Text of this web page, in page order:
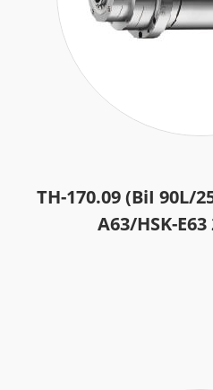
TH-170.09 (BiI 90L/
A63/HSK-